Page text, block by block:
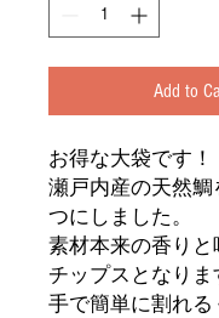
Add to
お得な大袋です！
瀬戸内産の天然
つにしました。
素材本来の香りと
チップスとなりま
手で簡単に割れ